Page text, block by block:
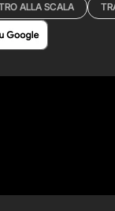
ALLA SCALA